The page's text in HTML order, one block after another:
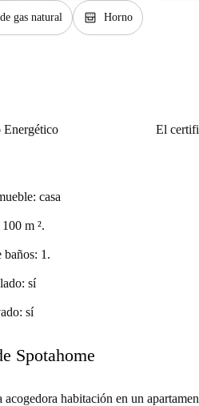
gas natural oven_gen Horno
El
casa
m ².
baños: 1.
sí
sí
Spotahome
acogedora habitación en un